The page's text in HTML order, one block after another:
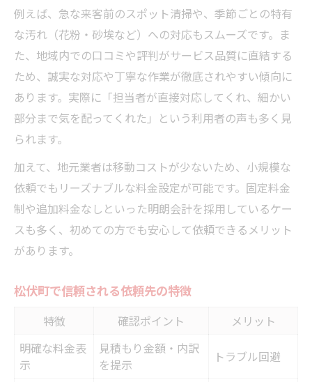
例えば、急な来客前のスポット清掃や、季節ごとの特有
な汚れ（花粉・砂埃など）への対応もスムーズです。ま
た、地域内での口コミや評判がサービス品質に直結する
ため、誠実な対応や丁寧な作業が徹底されやすい傾向に
あります。実際に「担当者が直接対応してくれ、細かい
部分まで気を配ってくれた」という利用者の声も多く見
られます。
加えて、地元業者は移動コストが少ないため、小規模な
依頼でもリーズナブルな料金設定が可能です。固定料金
制や追加料金なしといった明朗会計を採用しているケー
スも多く、初めての方でも安心して依頼できるメリット
があります。
松伏町で信頼される依頼先の特徴
特徴 確認ポイント
メリット
明確な料金表
示
見積もり金額・内訳
を提示
トラブル回避